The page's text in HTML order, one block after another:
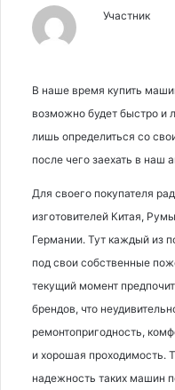
Участник
В наше время купить
возможно будет быстро и
лишь определиться со
после чего заехать в наш
Для своего покупателя
изготовителей Китая,
Германии. Тут каждый из
под свои собственные
текущий момент
брендов, что
ремонтопригодность,
и хорошая проходимость.
надежность таких машин